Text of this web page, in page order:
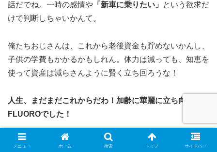
話だでね。一時の感情や 「新車に乗りたい」
という欲求だ
けで判断しちゃいかんて。
俺たちおじさんは、これから老後資金も貯めないかんし、
子供の学費もかかるかもしれん。体力は減っても、知恵を
使って資産は減らさんように賢く立ち回ろうな！
人生、まだまだこれからだわ！加齢に華麗に立ち向かう
FLUOROでした！
この記事が参考になったら、同じように悩んどる同僚にも
メニュー ホーム 検索 トップ サイドバー